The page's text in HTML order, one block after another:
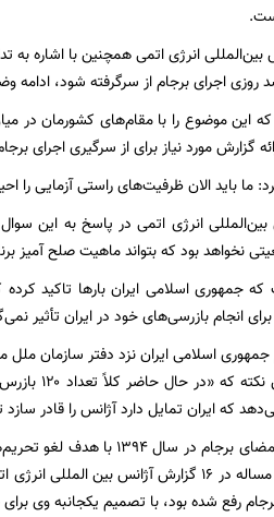
انرژی اتمی همچنین با اشاره به
روزی اجرای برجام از سرگرفته شود، ادامه
این موضوع را با مقام‌های کشورمان در
گزارش مورد نیاز برای از سرگیری اجرای
ما باید الان ظرفیت‌های راستی آزمایی را
انرژی اتمی در پاسخ به این
نخواهد بود که بتواند ماهیت صلح آمیز
جمهوری اسلامی ایران بارها تاکید
انجام بازرسی‌های خود در ایران تأثیر
جمهوری اسلامی ایران نزد دفتر سازمان
با
که ایران تمایل دارد آژانس را قادر
ایران پس از امضای
اجرا کرد و این مساله در ۱۶ گزارش
بود، با تصمیم یکجانبه وی برای خروج از این توافق در ۱۸